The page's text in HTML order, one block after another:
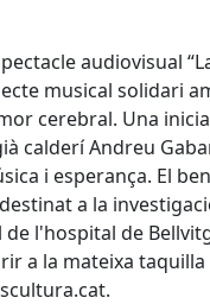
audiovisual
musical solidari
cerebral. Una
calderí Andreu
i esperança. El
a la
l'hospital de
a la mateixa taquilla